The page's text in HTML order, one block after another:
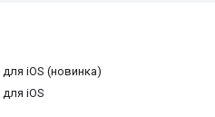
iOS (новинка)
iOS